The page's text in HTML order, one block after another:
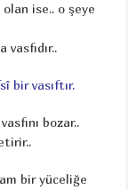
ise.. o şeye
bir vasıftır.
bozar..
bir yüceliğe